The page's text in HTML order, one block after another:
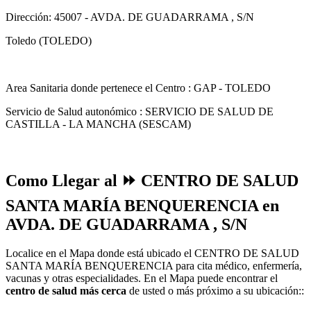
Dirección: 45007 - AVDA. DE GUADARRAMA , S/N
Toledo (TOLEDO)
Area Sanitaria donde pertenece el Centro : GAP - TOLEDO
Servicio de Salud autonómico : SERVICIO DE SALUD DE
CASTILLA - LA MANCHA (SESCAM)
Como Llegar al ⏩ CENTRO DE SALUD
SANTA MARÍA BENQUERENCIA en
AVDA. DE GUADARRAMA , S/N
Localice en el Mapa donde está ubicado el CENTRO DE SALUD
SANTA MARÍA BENQUERENCIA para cita médico, enfermería,
vacunas y otras especialidades. En el Mapa puede encontrar el
centro de salud más cerca de usted o más próximo a su ubicación::